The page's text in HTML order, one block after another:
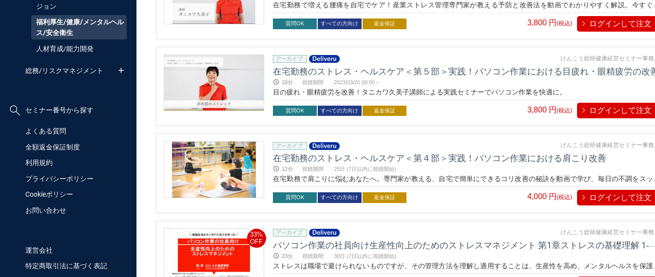
ジョン
福利厚生/健康/メンタルヘル
ス/安全衛生
人材育成/能力開発
総務/リスクマネジメント
セミナー番号から探す
よくある質問
全額返金保証制度
利用規約
プライバシーポリシー
Cookieポリシー
お問い合わせ
運営会社
特定商取引法に基づく表記
在宅勤務で増える腰痛を自宅でケア！産業ストレス管理専門家が教える予防と改善法を動画でわかりやすく解説。今すぐ
践！
質問OK すべての方向け 返金保証 3,800 円 (税込) ログインして注文
けんこう総研健康経営セミナー事
在宅勤務のストレス・ヘルスケア＜第５部＞実践！パソコン作業における目疲れ・眼精疲労の改
10分 視聴期間 : 2023/03/20 00:00～
目の疲れ・眼精疲労を改善！タニカワ久美子講師による実践セミナーでパソコン作業を快適に。
質問OK すべての方向け 返金保証 3,800 円(税込) ログインして注文
けんこう総研健康経営セミナー事
在宅勤務のストレス・ヘルスケア＜第４部＞実践！パソコン作業における肩こり改善
12分 視聴期間 : 25日 (7日以内に視聴開始)
在宅勤務で肩こりに悩むあなたへ。専門家が教える、自宅で簡単にできるコリ改善の秘訣を動画で学び、毎日の不調をスッ
リ解消！
質問OK すべての方向け 返金保証 4,000 円 (税込) ログインして注文
33%
OFF
けんこう総研健康経営セミナー事
パソコン作業の社員向け生産性向上のためのストレスマネジメント 第1章ストレ
23分 視聴期間 : 30日 (7日以内に視聴開始)
ストレスは職場で避けられないものですが、その管理方法を理解し適用することは、生産性を高め、メンタルヘルスを保護
るために不可欠です。私たちの「ストレスの基礎理解」セミナーは、ストレスの原因とそれが私たちの仕事と健康に与える